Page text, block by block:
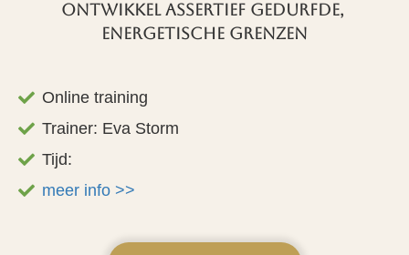
Ontwikkel Assertief Gedurfde,
Energetische grenzen
Online training
Trainer: Eva Storm
Tijd:
meer info >>